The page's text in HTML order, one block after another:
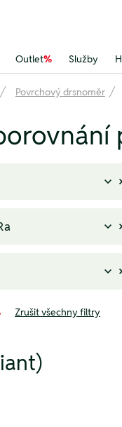
Outlet% Služby
Povrchový drsnoměr
Zrušit všechny filtry